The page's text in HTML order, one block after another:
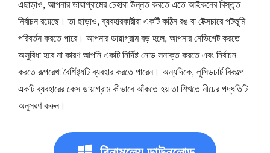
এছাড়াও, আপনার ডায়াগ্রামের চেহারা উন্নত করতে এতে আইকনের বিস্তৃত
নির্বাচন রয়েছে। তা ছাড়াও, ব্যবহারকারীরা একটি কঠিন রঙ বা টেক্সচারে পটভূমি
পরিবর্তন করতে পারে। আপনার ডায়াগ্রাম বড় হলে, আপনার নেভিগেট করতে
অসুবিধা হবে না কারণ আপনি একটি নির্দিষ্ট নোড সনাক্ত করতে এবং নির্বাচন
করতে রূপরেখা বৈশিষ্ট্যটি ব্যবহার করতে পারেন। অন্যদিকে, লুসিডচার্ট বিকল্পে
একটি ব্যবহারের কেস ডায়াগ্রাম কীভাবে আঁকতে হয় তা শিখতে নীচের পদ্ধতিটি
অনুসরণ করুন।